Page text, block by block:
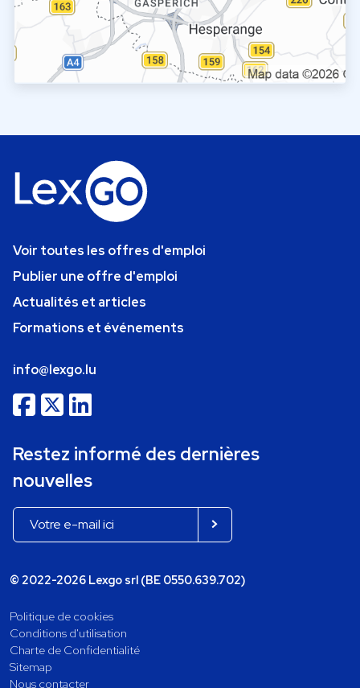
Voir toutes les offres d'emploi
Publier une offre d'emploi
Actualités et articles
Formations et événements
info@lexgo.lu
Restez informé des dernières
nouvelles
© 2022-2026 Lexgo srl (BE 0550.639.702)
Politique de cookies
Conditions d'utilisation
Charte de Confidentialité
Sitemap
Nous contacter